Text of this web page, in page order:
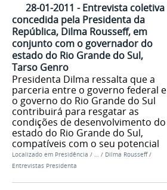
28-01-2011 - Entrevista coletiva
concedida pela Presidenta da
República, Dilma Rousseff, em
conjunto com o governador do
estado do Rio Grande do Sul,
Tarso Genro
Presidenta Dilma ressalta que a
parceria entre o governo federal e
o governo do Rio Grande do Sul
contribuirá para resgatar as
condições de desenvolvimento do
estado do Rio Grande do Sul,
compatíveis com o seu potencial
Localizado em Presidência / / Dilma Rousseff /
Entrevistas Presidenta